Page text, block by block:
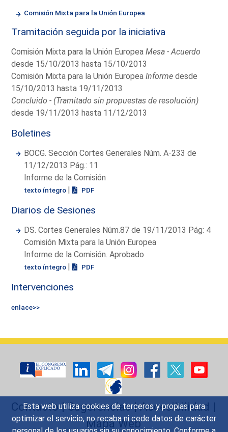
Esta web utiliza cookies de terceros y propias para
optimizar el servicio, no recaba ni cede datos de carácter
Comisión Mixta para la Unión Europea
Tramitación seguida por la iniciativa
Comisión Mixta para la Unión EuropeaMesa - Acuerdo
desde 15/10/2013 hasta 15/10/2013
Comisión Mixta para la Unión EuropeaInforme desde
15/10/2013 hasta 19/11/2013
Concluido - (Tramitado sin propuestas de resolución)
desde 19/11/2013 hasta 11/12/2013
Boletines
BOCG. Sección Cortes Generales Núm. A-233 de
11/12/2013 Pág.: 11
Informe de la Comisión
texto íntegro | PDF
Diarios de Sesiones
DS. Cortes Generales Núm.87 de 19/11/2013 Pág: 4
Comisión Mixta para la Unión Europea
Informe de la Comisión. Aprobado
texto íntegro | PDF
Intervenciones
enlace>>
Contacto|Sugerencias|Accesibilidad |
Mapa Web